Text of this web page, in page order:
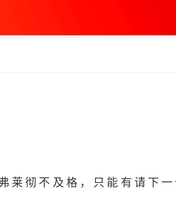
莱彻不及格，只能有请下